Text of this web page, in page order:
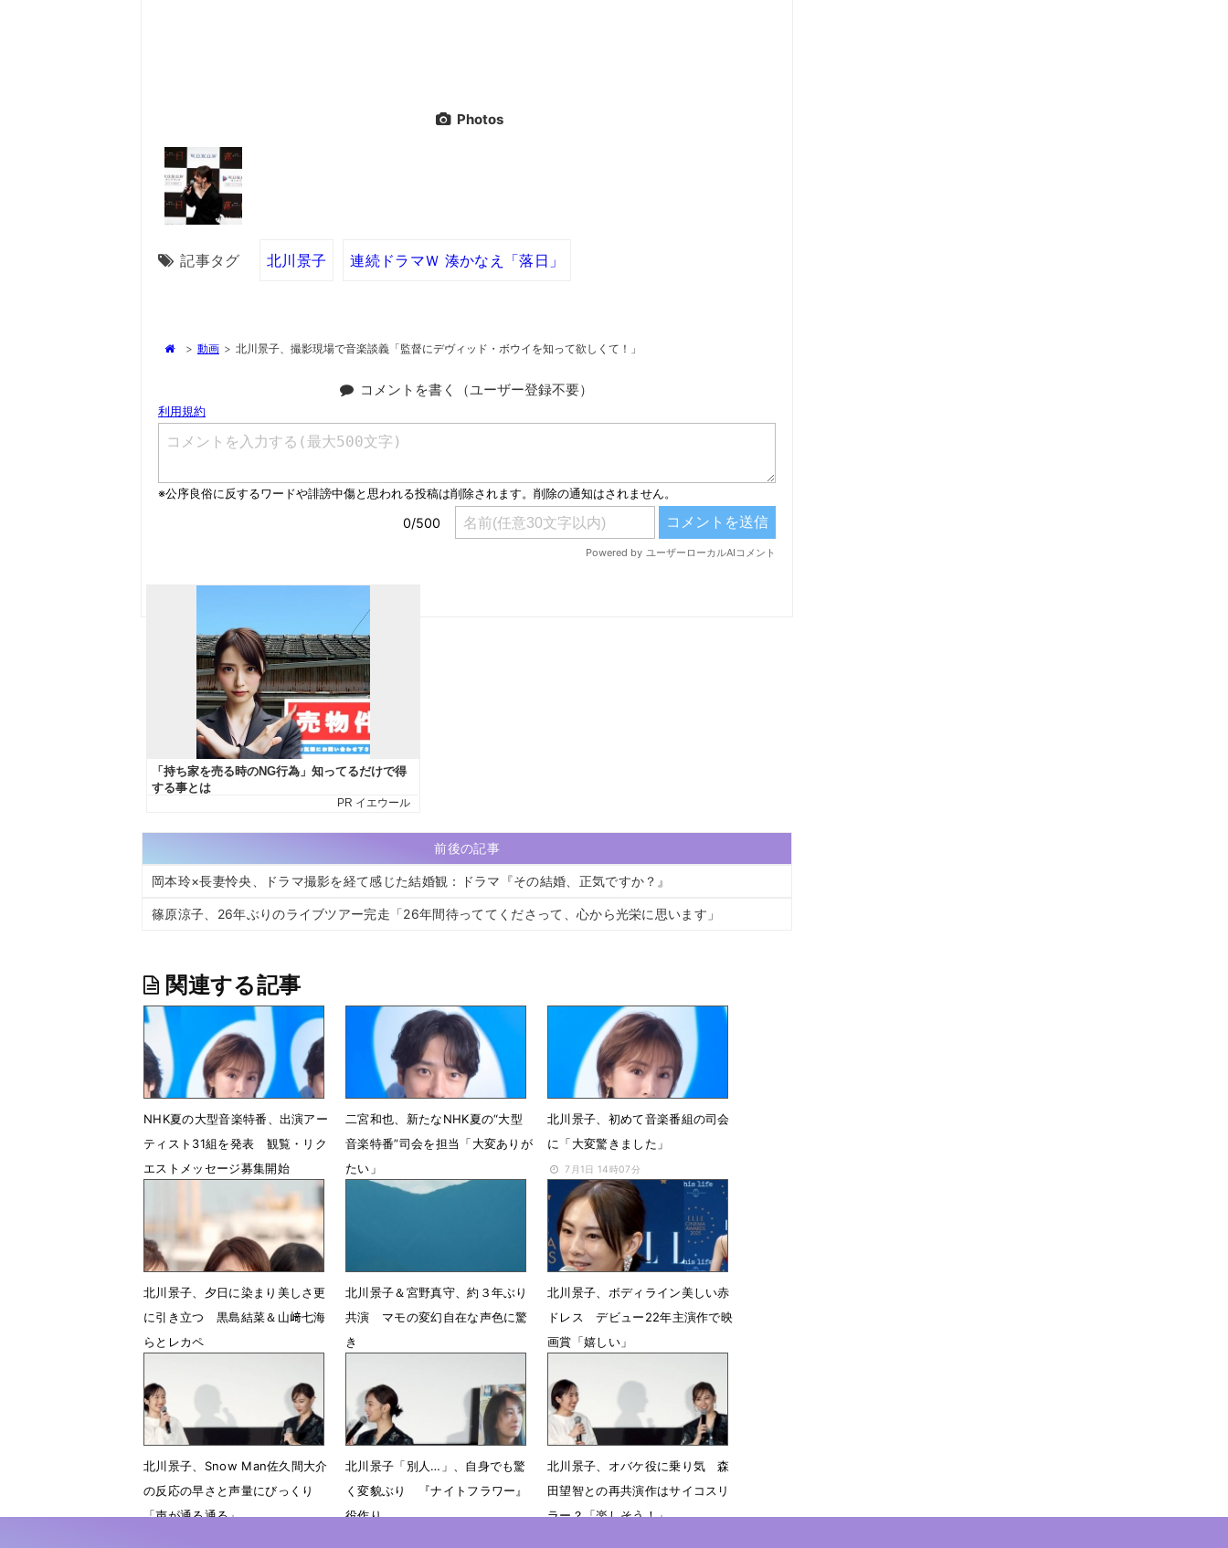
Photos
記事タグ 北川景子 連続ドラマＷ 湊かなえ「落日」
> 動画 > 北川景子、撮影現場で音楽談義「監督にデヴィッド・ボウイを知って欲しくて！」
コメントを書く（ユーザー登録不要）
前後の記事
岡本玲×長妻怜央、ドラマ撮影を経て感じた結婚観：ドラマ『その結婚、正気ですか？』
篠原涼子、26年ぶりのライブツアー完走「26年間待っててくださって、心から光栄に思います」
関連する記事
NHK夏の大型音楽特番、出演アー
ティスト31組を発表 観覧・リク
エストメッセージ募集開始
二宮和也、新たなNHK夏の“大型
音楽特番”司会を担当「大変ありが
たい」
7月2日 14時00分
北川景子、初めて音楽番組の司会
に「大変驚きました」
7月1日 14時07分
北川景子、夕日に染まり美しさ更
に引き立つ 黒島結菜＆山﨑七海
らとレカペ
北川景子＆宮野真守、約３年ぶり
共演 マモの変幻自在な声色に驚
き
北川景子、ボディライン美しい赤
ドレス デビュー22年主演作で映
画賞「嬉しい」
北川景子、Snow Man佐久間大介
の反応の早さと声量にびっくり
「声が通る通る」
北川景子「別人…」、自身でも驚
く変貌ぶり 『ナイトフラワー』
役作り
北川景子、オバケ役に乗り気 森
田望智との再共演作はサイコスリ
ラー？「楽しそう！」